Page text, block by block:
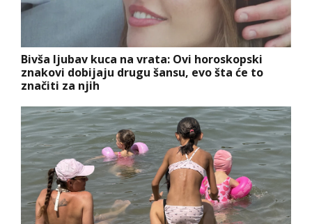
Bivša ljubav kuca na vrata: Ovi horoskopski
znakovi dobijaju drugu šansu, evo šta će to
značiti za njih